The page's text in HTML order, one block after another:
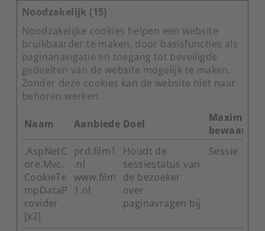
Noodzakelijk (15)
Noodzakelijke cookies helpen een website
bruikbaarder te maken, door basisfuncties als
paginanavigatie en toegang tot beveiligde
gedeelten van de website mogelijk te maken.
Zonder deze cookies kan de website niet naar
behoren werken.
Naam AanbiederDoel
Maximale
.AspNetC
ore.Mvc.
CookieTe
mpDataP
rovider
[x2]
prd.film1
.nl
www.film
1.nl
Houdt de
sessiestatus van
de bezoeker
over
paginavragen bij.
Sessie